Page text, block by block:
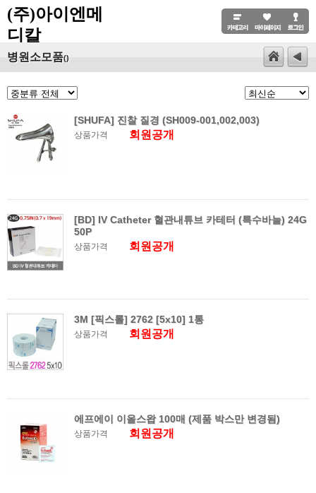
(주)아이엔메
디칼
병원소모품()
[SHUFA] 진찰 질경 (SH009-001,002,003)
상품가격 회원공개
[BD] IV Catheter 혈관내튜브 카테터 (특수바늘) 24G
50P
상품가격 회원공개
3M [픽스롤] 2762 [5x10] 1통
상품가격 회원공개
에프에이 이올스왑 100매 (제품 박스만 변경됨)
상품가격 회원공개